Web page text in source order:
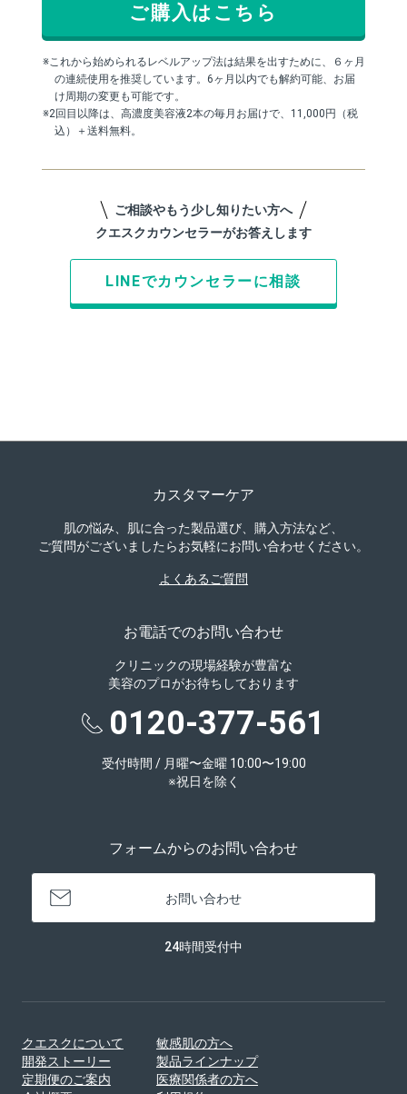
ご購入はこちら
これから始められるレベルアップ法は結果を出すために、６ヶ月
の連続使用を推奨しています。6ヶ月以内でも解約可能、お届
け周期の変更も可能です。
2回目以降は、高濃度美容液2本の毎月お届けで、11,000円（税
込）＋送料無料。
ご相談やもう少し知りたい方へ
クエスクカウンセラーがお答えします
LINEでカウンセラーに相談
カスタマーケア
肌の悩み、肌に合った製品選び、購入方法など、
ご質問がございましたらお気軽にお問い合わせください。
よくあるご質問
お電話でのお問い合わせ
クリニックの現場経験が豊富な
美容のプロがお待ちしております
0120-377-561
受付時間 / 月曜〜金曜 10:00〜19:00
※祝日を除く
フォームからのお問い合わせ
お問い合わせ
24時間受付中
クエスクについて
敏感肌の方へ
開発ストーリー
製品ラインナップ
定期便のご案内
医療関係者の方へ